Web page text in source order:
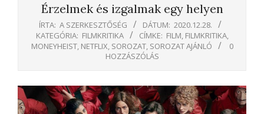
Érzelmek és izgalmak egy helyen
ÍRTA: A SZERKESZTŐSÉG DÁTUM: 2020.12.28.
KATEGÓRIA: FILMKRITIKA CÍMKE: FILM, FILMKRITIKA,
MONEYHEIST, NETFLIX, SOROZAT, SOROZAT AJÁNLÓ
0
HOZZÁSZÓLÁS